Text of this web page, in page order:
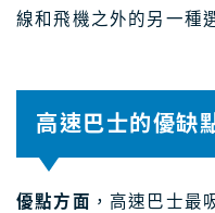
線和飛機之外的另一種
高速巴士的優缺
優點方面 ，高速巴士最